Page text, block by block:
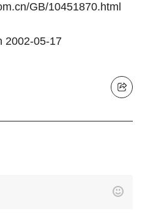
GB/10451870.html
2002-05-17